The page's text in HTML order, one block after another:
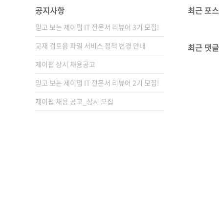
공지사항
믿고 보는 제이펍 IT 전문서 리뷰어 3기 모집!
교재 검토용 파일 서비스 정책 변경 안내
제이펍 상시 채용공고
믿고 보는 제이펍 IT 전문서 리뷰어 2기 모집!
제이펍 채용 공고_상시 모집
최근 포
최근 댓글